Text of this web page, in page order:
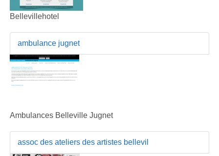
Bellevillehotel
ambulance jugnet
Ambulances Belleville Jugnet
assoc des ateliers des artistes bellevil